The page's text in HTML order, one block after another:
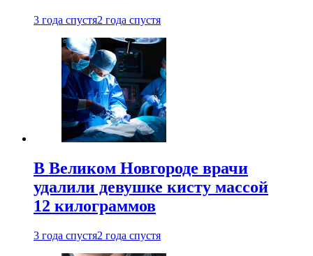
3 года спустя2 года спустя
В Великом Новгороде врачи
удалили девушке кисту массой
12 килограммов
3 года спустя2 года спустя